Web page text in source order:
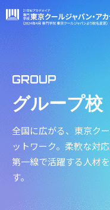
グループ校
全国に広がる、東京ク
ットワーク。柔軟な対応
第一線で活躍する人材
す。